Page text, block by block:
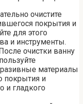
очистите
покрытия и
для этого
и инструменты.
После очистки ванну
материалы
покрытия и
и гладкого